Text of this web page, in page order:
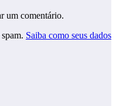
um comentário.
Saiba como seus dados